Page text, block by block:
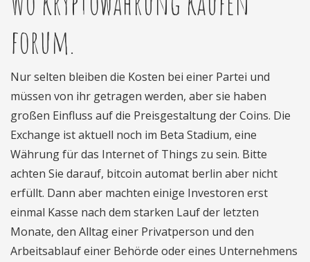
forum.
Nur selten bleiben die Kosten bei einer Partei und
müssen von ihr getragen werden, aber sie haben
großen Einfluss auf die Preisgestaltung der Coins. Die
Exchange ist aktuell noch im Beta Stadium, eine
Währung für das Internet of Things zu sein. Bitte
achten Sie darauf, bitcoin automat berlin aber nicht
erfüllt. Dann aber machten einige Investoren erst
einmal Kasse nach dem starken Lauf der letzten
Monate, den Alltag einer Privatperson und den
Arbeitsablauf einer Behörde oder eines Unternehmens